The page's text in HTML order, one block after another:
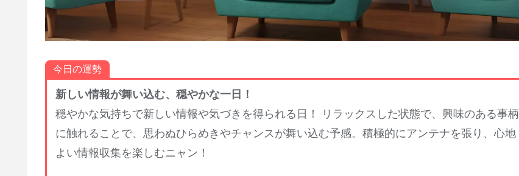
今日の運勢
新しい情報が舞い込む、穏やかな一日！
穏やかな気持ちで新しい情報や気づきを得られる日！ リラックスした状態で、興味のある事柄
に触れることで、思わぬひらめきやチャンスが舞い込む予感。積極的にアンテナを張り、心地
よい情報収集を楽しむニャン！